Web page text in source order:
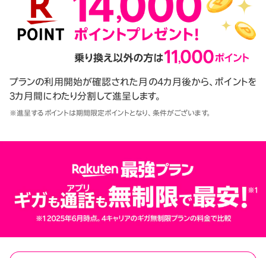
プランの利用開始が確認された月の4カ月後から、ポイントを
3カ月間にわたり分割して進呈します。
※進呈するポイントは期間限定ポイントとなり、条件がございます。